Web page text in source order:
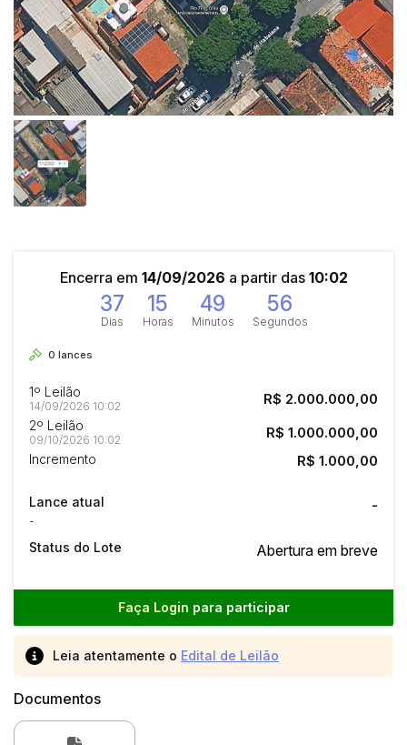
Encerra em 14/09/2026 a partir das 10:02
37
Dias
15
Horas
49
Minutos
55
Segundos
0 lances
1º Leilão
14/09/2026 10:02 R$ 2.000.000,00
2º Leilão
09/10/2026 10:02 R$ 1.000.000,00
Incremento R$ 1.000,00
Lance atual
-
-
Status do Lote Abertura em breve
Faça Login para participar
Leia atentamente o Edital de Leilão
Documentos